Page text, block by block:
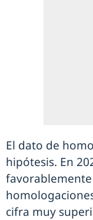
El dato de
hipótesis. En
cifra muy